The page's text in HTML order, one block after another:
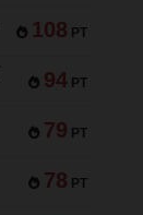
108 PT
94 PT
79 PT
78 PT